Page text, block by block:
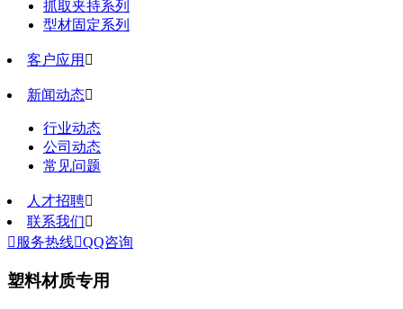
抓取夹持系列
型材固定系列
客户应用 
新闻动态
行业动态
公司动态
常见问题
人才招聘
联系我们
 服务热线QQ咨询
塑料材质专用